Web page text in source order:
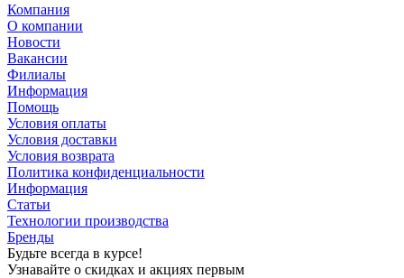
Компания
О компании
Новости
Вакансии
Филиалы
Информация
Помощь
Условия оплаты
Условия доставки
Условия возврата
Политика конфиденциальности
Информация
Статьи
Технологии производства
Бренды
Будьте всегда в курсе!
Узнавайте о скидках и акциях первым